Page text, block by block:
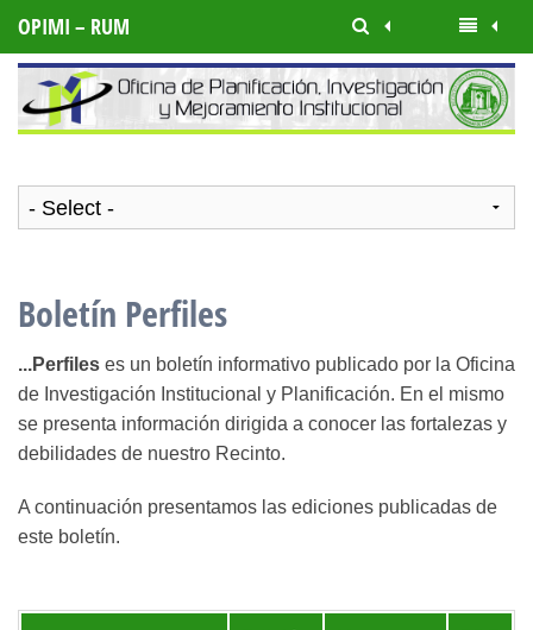
OPIMI – RUM
Boletín Perfiles
...Perfiles es un boletín informativo publicado por la Oficina
de Investigación Institucional y Planificación. En el mismo
se presenta información dirigida a conocer las fortalezas y
debilidades de nuestro Recinto.
A continuación presentamos las ediciones publicadas de
este boletín.